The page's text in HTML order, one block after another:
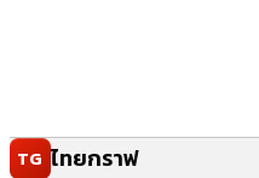
TG ไทยกราฟ